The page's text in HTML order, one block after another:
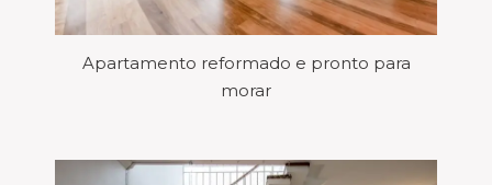
Apartamento reformado e pronto para
morar